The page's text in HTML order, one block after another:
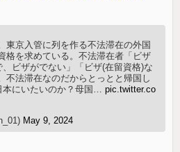
東京入管に列を作る不法滞在の外国
格を求めている。不法滞在者「ビザ
ビザがでない」「ビザ(在留資格)な
不法滞在なのだからとっとと帰国し
本にいたいのか？母国…pic.twitter.co
May 9, 2024